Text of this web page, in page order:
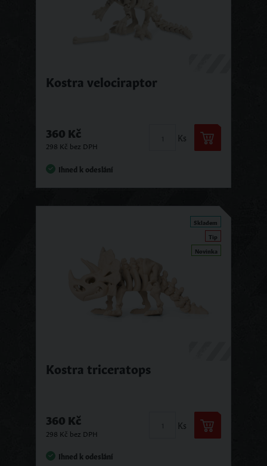
Kostra velociraptor
360 Kč
298 Kč bez DPH
Ks
Ihned k odeslání
Skladem
Tip
Novinka
Kostra triceratops
360 Kč
298 Kč bez DPH
Ks
Ihned k odeslání